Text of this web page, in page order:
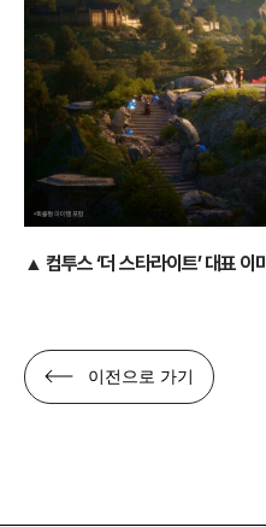
▲ 컴투스 ‘더 스타라이트’ 대표 이
이전으로 가기